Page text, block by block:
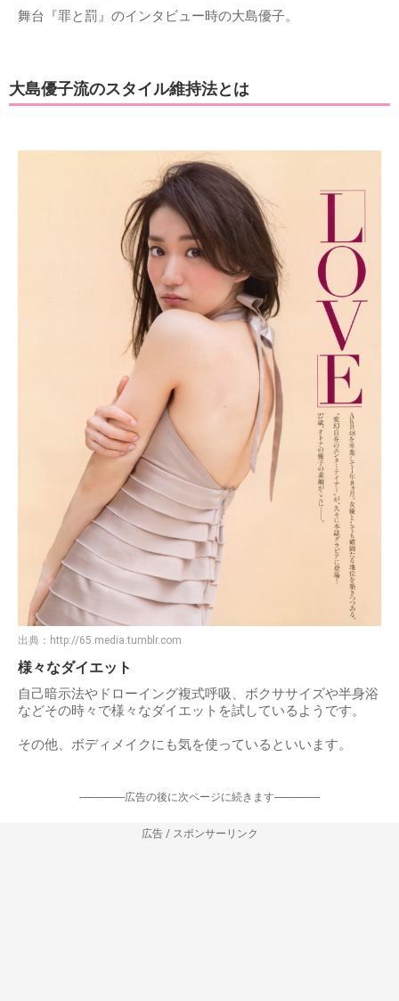
舞台『罪と罰』のインタビュー時の大島優子。
大島優子流のスタイル維持法とは
出典： http://65.media.tumblr.com
様々なダイエット
自己暗示法やドローイング複式呼吸、ボクササイズや半身浴
などその時々で様々なダイエットを試しているようです。
その他、ボディメイクにも気を使っているといいます。
-----------------広告の後に次ページに続きます-----------------
広告 / スポンサーリンク